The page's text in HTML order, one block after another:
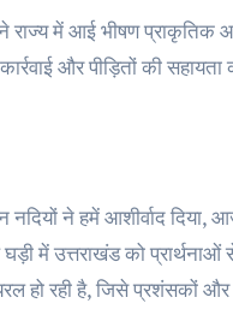
और पीड़ितों की
ने हमें आशीर्वाद दिया,
में उत्तराखंड को प्रार्थनाओं
हो रही है, जिसे प्रशंसकों और